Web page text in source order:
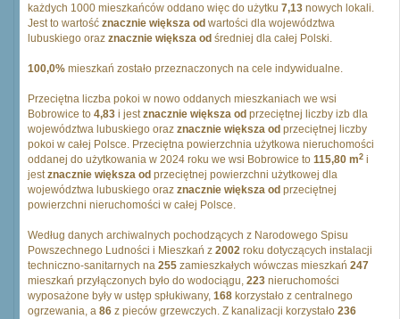
każdych 1000 mieszkańców oddano więc do użytku 7,13 nowych lokali.
Jest to wartość znacznie większa od wartości dla województwa
lubuskiego oraz znacznie większa od średniej dla całej Polski.
100,0% mieszkań zostało przeznaczonych na cele indywidualne.
Przeciętna liczba pokoi w nowo oddanych mieszkaniach we wsi
Bobrowice to 4,83 i jestznacznie większa od przeciętnej liczby izb dla
województwa lubuskiego oraz znacznie większa od przeciętnej liczby
pokoi w całej Polsce. Przeciętna powierzchnia użytkowa nieruchomości
oddanej do użytkowania w 2024 roku we wsi Bobrowice to 115,80 m2 i
jestznacznie większa od przeciętnej powierzchni użytkowej dla
województwa lubuskiego oraz znacznie większa od przeciętnej
powierzchni nieruchomości w całej Polsce.
Według danych archiwalnych pochodzących z Narodowego Spisu
Powszechnego Ludności i Mieszkań z 2002 roku dotyczących instalacji
techniczno-sanitarnych na 255 zamieszkałych wówczas mieszkań 247
mieszkań przyłączonych było do wodociągu, 223 nieruchomości
wyposażone były w ustęp spłukiwany, 168 korzystało z centralnego
ogrzewania, a 86 z pieców grzewczych. Z kanalizacji korzystało 236